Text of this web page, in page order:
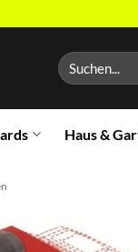
Suchen
nach:
Haus &